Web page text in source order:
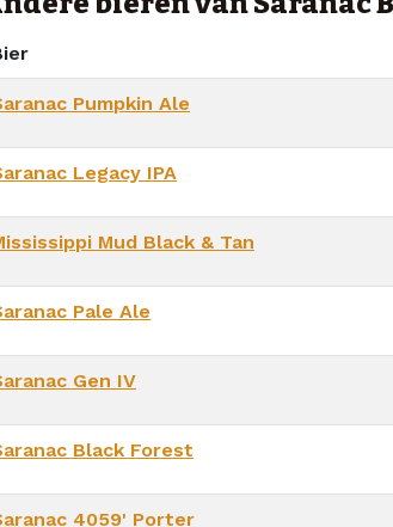
Pumpkin Ale
Legacy IPA
Mud Black & Tan
Pale Ale
Gen IV
Black Forest
4059' Porter